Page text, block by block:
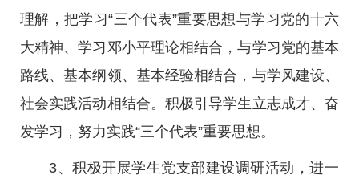
理解，把学习“三个代表”重要思想与学习党的十六
大精神、学习邓小平理论相结合，与学习党的基本
路线、基本纲领、基本经验相结合，与学风建设、
社会实践活动相结合。积极引导学生立志成才、奋
发学习，努力实践“三个代表”重要思想。
3、积极开展学生党支部建设调研活动，进一